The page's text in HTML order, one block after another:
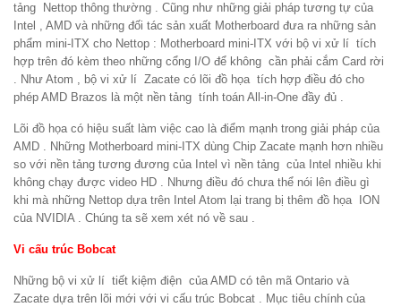
tảng Nettop thông thường . Cũng như những giải pháp tương tự của
Intel , AMD và những đối tác sản xuất Motherboard đưa ra những sản
phẩm mini-ITX cho Nettop : Motherboard mini-ITX với bộ vi xử lí tích
hợp trên đó kèm theo những cổng I/O để không cần phải cắm Card rời
. Như Atom , bộ vi xử lí Zacate có lõi đồ họa tích hợp điều đó cho
phép AMD Brazos là một nền tảng tính toán All-in-One đầy đủ .
Lõi đồ họa có hiệu suất làm việc cao là điểm mạnh trong giải pháp của
AMD . Những Motherboard mini-ITX dùng Chip Zacate mạnh hơn nhiều
so với nền tảng tương đương của Intel vì nền tảng của Intel nhiều khi
không chạy được video HD . Nhưng điều đó chưa thể nói lên điều gì
khi mà những Nettop dựa trên Intel Atom lại trang bị thêm đồ họa ION
của NVIDIA . Chúng ta sẽ xem xét nó về sau .
Vi cấu trúc Bobcat
Những bộ vi xử lí tiết kiệm điện của AMD có tên mã Ontario và
Zacate dựa trên lõi mới với vi cấu trúc Bobcat . Mục tiêu chính của